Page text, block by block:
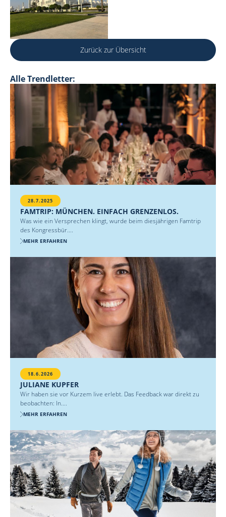
Zurück zur Übersicht
Alle Trendletter:
28.7.2025
FAMTRIP: MÜNCHEN. EINFACH GRENZENLOS.
Was wie ein Versprechen klingt, wurde beim diesjährigen Famtrip
des Kongressbür....
MEHR ERFAHREN
18.6.2026
JULIANE KUPFER
Wir haben sie vor Kurzem live erlebt. Das Feedback war direkt zu
beobachten: In....
MEHR ERFAHREN